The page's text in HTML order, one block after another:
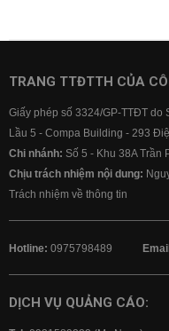
TRANG TTĐTTH CỦA
Giấy phép số 3324/GP-TTĐT do
Lầu 5 - Compa Building - 293
Chi nhánh: Số 5 - Khu 38A Trần
Chịu trách nhiệm nội dung:
Trách nhiệm về thông tin
Hotline: 0975798489
DỊCH VỤ QUẢNG CÁO: